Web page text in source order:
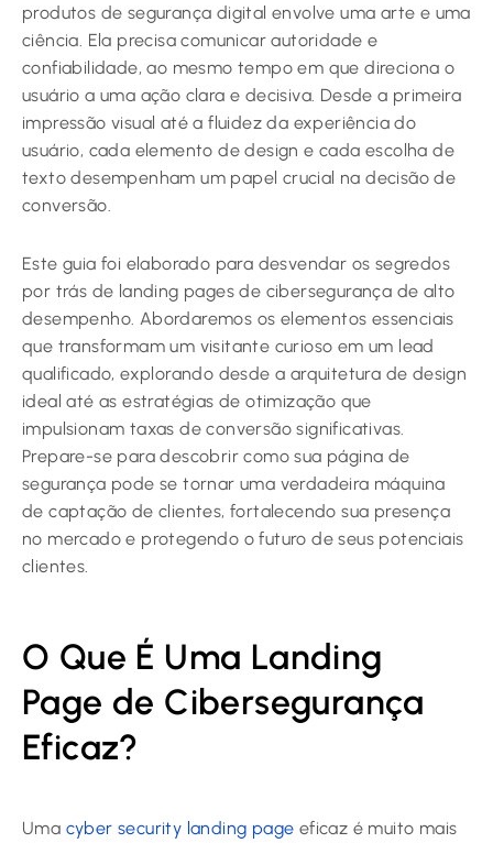
produtos de segurança digital envolve uma arte e uma
ciência. Ela precisa comunicar autoridade e
confiabilidade, ao mesmo tempo em que direciona o
usuário a uma ação clara e decisiva. Desde a primeira
impressão visual até a fluidez da experiência do
usuário, cada elemento de design e cada escolha de
texto desempenham um papel crucial na decisão de
conversão.
Este guia foi elaborado para desvendar os segredos
por trás de landing pages de cibersegurança de alto
desempenho. Abordaremos os elementos essenciais
que transformam um visitante curioso em um lead
qualificado, explorando desde a arquitetura de design
ideal até as estratégias de otimização que
impulsionam taxas de conversão significativas.
Prepare-se para descobrir como sua página de
segurança pode se tornar uma verdadeira máquina
de captação de clientes, fortalecendo sua presença
no mercado e protegendo o futuro de seus potenciais
clientes.
O Que É Uma Landing
Page de Cibersegurança
Eficaz?
Uma cyber security landing page eficaz é muito mais